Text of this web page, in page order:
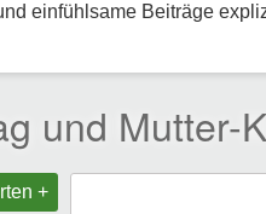
einfühlsame Beiträge
und Mutter-
+